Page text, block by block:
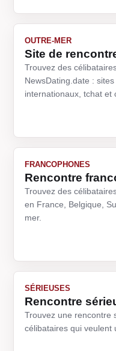
OUTRE-MER
Site de
Trouvez des
NewsDating.date :
internationaux, tchat et
FRANCOPHONES
Rencontre
Trouvez des
en France, Belgique,
mer.
SÉRIEUSES
Rencontre
Trouvez une rencontre
célibataires qui veulent